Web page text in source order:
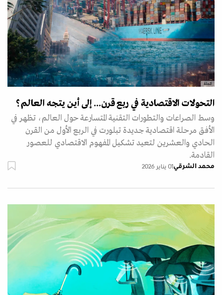
المجلة
التحولات الاقتصادية في ربع قرن... إلى أين يتجه العالم؟
وسط الصراعات والتطورات التقنية المتسارعة حول العالم، تظهر في
الأفق مرحلة اقتصادية جديدة تبلورت في الربع الأول من القرن
الحادي والعشرين لتعيد تشكيل المفهوم الاقتصادي للعصور
القادمة.
محمد الشرقي01 يناير 2026